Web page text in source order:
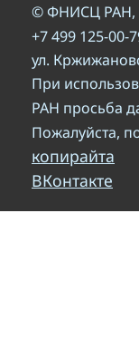
© ФНИСЦ РАН,
+7 499 125-00-
ул.
При
РАН просьба
Пожалуйста,
копирайта
ВКонтакте